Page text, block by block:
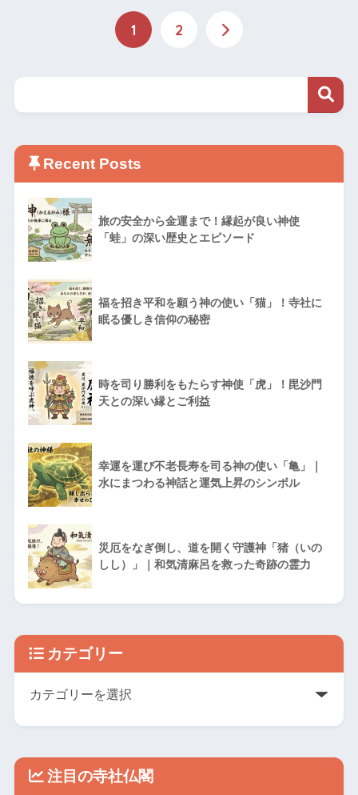
1 2
Recent Posts
旅の安全から金運まで！縁起が良い神使
「蛙」の深い歴史とエピソード
福を招き平和を願う神の使い「猫」！寺社に
眠る優しき信仰の秘密
時を司り勝利をもたらす神使「虎」！毘沙門
天との深い縁とご利益
幸運を運び不老長寿を司る神の使い「亀」｜
水にまつわる神話と運気上昇のシンボル
災厄をなぎ倒し、道を開く守護神「猪（いの
しし）」｜和気清麻呂を救った奇跡の霊力
カテゴリー
注目の寺社仏閣